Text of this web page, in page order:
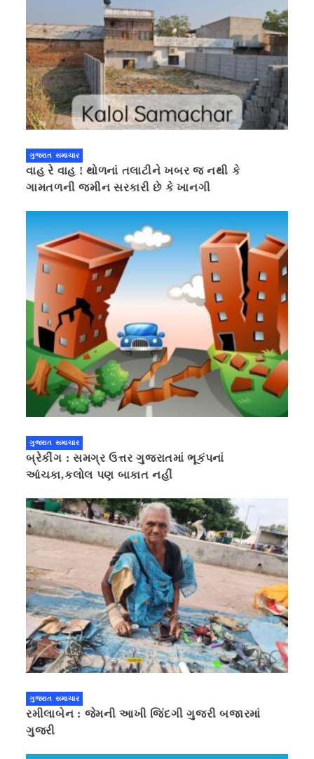
ગુજરાત સમાચાર
વાહ રે વાહ ! થોળનાં તલાટીને ખબર જ નથી કે
ગામતળની જમીન સરકારી છે કે ખાનગી
ગુજરાત સમાચાર
બ્રેકીંગ : સમગ્ર ઉત્તર ગુજરાતમાં ભૂકંપનાં
આંચકા,કલોલ પણ બાકાત નહીં
ગુજરાત સમાચાર
રમીલાબેન : જેમની આખી જિંદગી ગુજરી બજારમાં
ગુજરી